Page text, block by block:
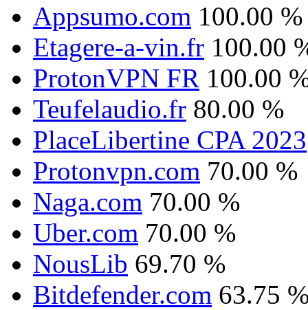
Appsumo.com 100.00 %
Etagere-a-vin.fr 100.00
ProtonVPN FR 100.00
Teufelaudio.fr 80.00 %
PlaceLibertine CPA 2023
Protonvpn.com 70.00 %
Naga.com 70.00 %
Uber.com 70.00 %
NousLib 69.70 %
Bitdefender.com 63.75